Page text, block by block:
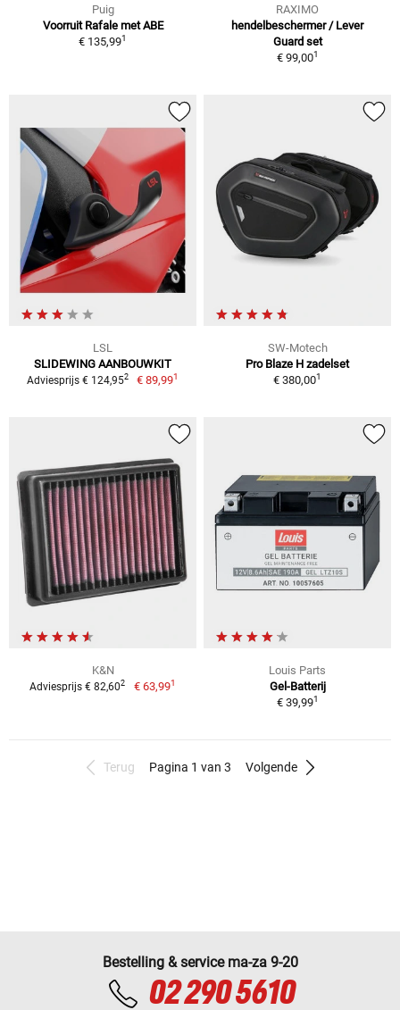
Puig
Voorruit Rafale met ABE
€ 135,991
RAXIMO
hendelbeschermer / Lever
Guard set
€ 99,001
LSL
SLIDEWING AANBOUWKIT
Adviesprijs € 124,952 € 89,991
SW-Motech
Pro Blaze H zadelset
€ 380,001
K&N
Adviesprijs € 82,602 € 63,991
Louis Parts
Gel-Batterij
€ 39,991
Terug Pagina 1 van 3 Volgende
Bestelling & service ma-za 9-20
02 290 5610